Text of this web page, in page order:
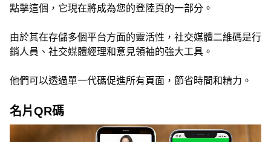
點擊這個，它現在將成為您的登陸頁的一部分。
由於其在存儲多個平台方面的靈活性，社交媒體二維碼是行
銷人員、社交媒體經理和意見領袖的強大工具。
他們可以透過單一代碼促進所有頁面，節省時間和精力。
名片QR碼